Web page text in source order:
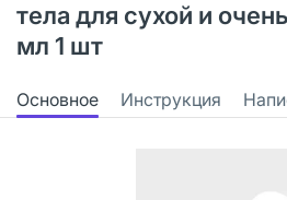
тела для сухой и
мл 1 шт
Основное Инструкция